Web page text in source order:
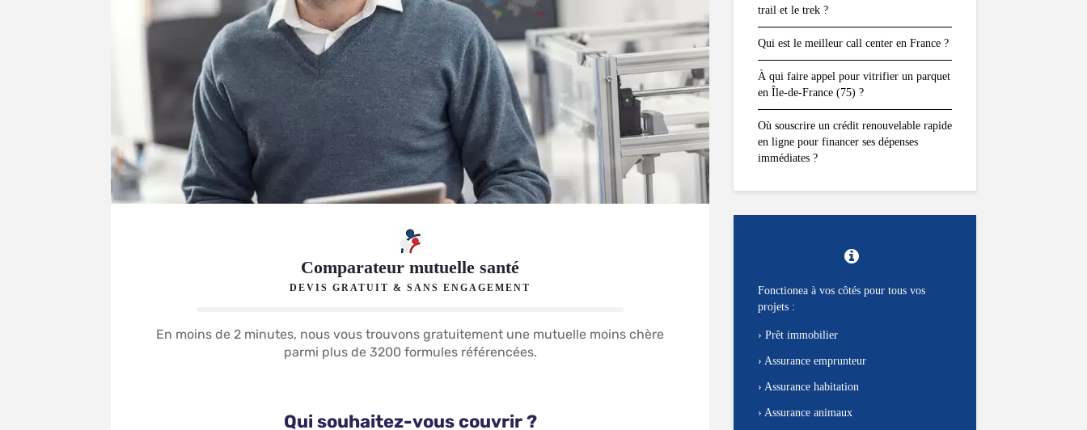
Comparateur mutuelle santé
DEVIS GRATUIT & SANS ENGAGEMENT
trail et le trek ?
Qui est le meilleur call center en France ?
À qui faire appel pour vitrifier un parquet
en Île-de-France (75) ?
Où souscrire un crédit renouvelable rapide
en ligne pour financer ses dépenses
immédiates ?
Fonctionea à vos côtés pour tous vos
projets :
› Prêt immobilier
› Assurance emprunteur
› Assurance habitation
› Assurance animaux